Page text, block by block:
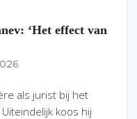
‘Het effect van
als jurist bij het
koos hij